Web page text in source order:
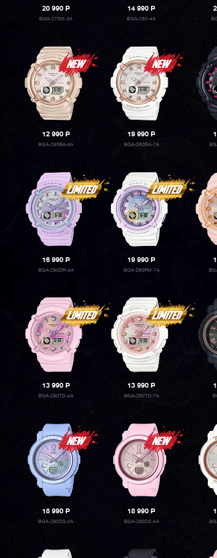
20 990P
BGA-275M-3A
14 990P
BGA-280-4A
12 990P
BGA-280BA-4A
19 990P
BGA-280BA-7A
16 990P
BGA-280DR-4A
19 990P
BGA-280PM-7A
13 990P
BGA-280TD-4A
13 990P
BGA-280TD-7A
18 990P
BGA-290DS-2A
18 990P
BGA-290DS-4A